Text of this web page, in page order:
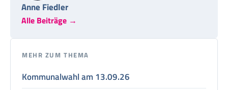
Anne Fiedler
Alle Beiträge →
MEHR ZUM THEMA
Kommunalwahl am 13.09.26